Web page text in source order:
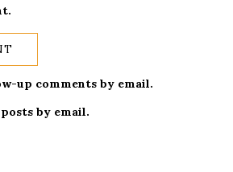
up comments by email.
by email.